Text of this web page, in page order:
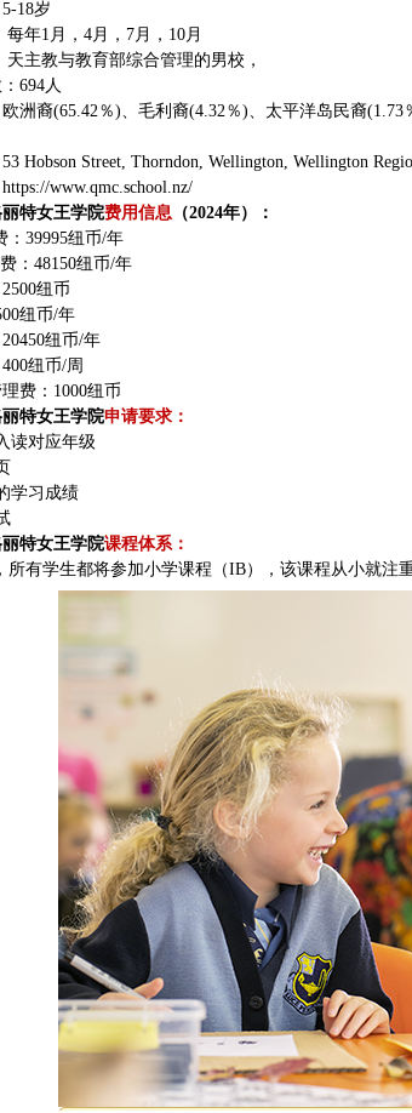
18岁
年1月，4月，7月，10月
天主教与教育部综合管理的男校，
694人
洲裔(65.42％)、毛利裔(4.32％)、太平洋岛民裔
Hobson Street, Thorndon, Wellington, Wellington
https://www.qmc.school.nz/
特女王学院费用信息 （2024年）：
：39995纽币/年
：48150纽币/年
纽币
纽币/年
纽币/年
纽币/周
费：1000纽币
特女王学院申请要求：
读对应年级
学习成绩
特女王学院课程体系：
所有学生都将参加小学课程（IB），该课程从小就注